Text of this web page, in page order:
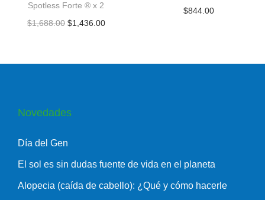
Spotless Forte ® x 2
$1,688.00 $1,436.00
$844.00
Novedades
Día del Gen
El sol es sin dudas fuente de vida en el planeta
Alopecia (caída de cabello): ¿Qué y cómo hacerle